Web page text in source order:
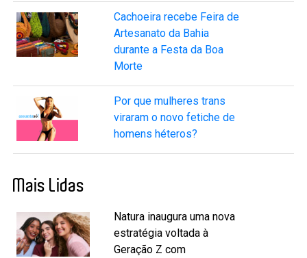
Cachoeira recebe Feira de
Artesanato da Bahia
durante a Festa da Boa
Morte
Por que mulheres trans
viraram o novo fetiche de
homens héteros?
Mais Lidas
Natura inaugura uma nova
estratégia voltada à
Geração Z com